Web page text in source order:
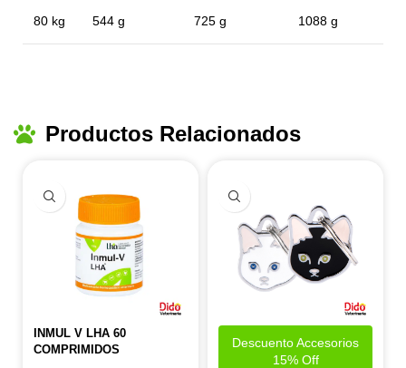
80 kg 544 g 725 g 1088 g
Productos Relacionados
INMUL V LHA 60
COMPRIMIDOS
Descuento Accesorios
15% Off